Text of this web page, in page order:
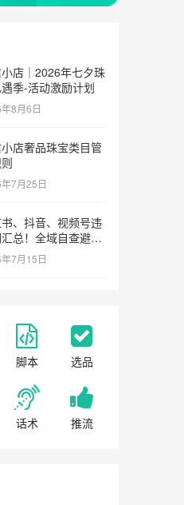
店｜2026年七夕珠
季-活动激励计划
8月6日
店奢品珠宝类目管
7月25日
、抖音、视频号违
总！全域自查避坑
7月15日
脚本 选品
话术 推流